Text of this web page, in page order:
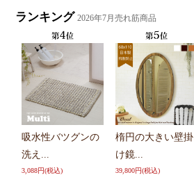
ランキング2026年7月売れ筋商品
楕円の大きい壁掛
け鏡...
39,800円(税込)
ウォールミラー 洗
面...
15,200円(税込)